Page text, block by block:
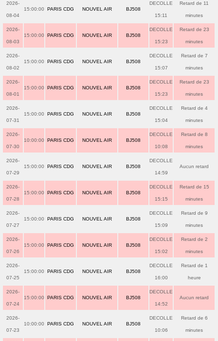
2026-
08-04
15:00:00 PARIS CDG NOUVEL AIR BJ508
DECOLLE
15:11
Retard de 11
minutes
2026-
08-03
15:00:00 PARIS CDG NOUVEL AIR BJ508
DECOLLE
15:23
Retard de 23
minutes
2026-
08-02
15:00:00 PARIS CDG NOUVEL AIR BJ508
DECOLLE
15:07
Retard de 7
minutes
2026-
08-01
15:00:00 PARIS CDG NOUVEL AIR BJ508
DECOLLE
15:23
Retard de 23
minutes
2026-
07-31
15:00:00 PARIS CDG NOUVEL AIR BJ508
DECOLLE
15:04
Retard de 4
minutes
2026-
07-30
10:00:00 PARIS CDG NOUVEL AIR BJ508
DECOLLE
10:08
Retard de 8
minutes
2026-
07-29
15:00:00 PARIS CDG NOUVEL AIR BJ508
DECOLLE
14:59
Aucun retard
2026-
07-28
15:00:00 PARIS CDG NOUVEL AIR BJ508
DECOLLE
15:15
Retard de 15
minutes
2026-
07-27
15:00:00 PARIS CDG NOUVEL AIR BJ508
DECOLLE
15:09
Retard de 9
minutes
2026-
07-26
15:00:00 PARIS CDG NOUVEL AIR BJ508
DECOLLE
15:02
Retard de 2
minutes
2026-
07-25
15:00:00 PARIS CDG NOUVEL AIR BJ508
DECOLLE
16:00
Retard de 1
heure
2026-
07-24
15:00:00 PARIS CDG NOUVEL AIR BJ508
DECOLLE
14:52
Aucun retard
2026-
07-23
10:00:00 PARIS CDG NOUVEL AIR BJ508
DECOLLE
10:06
Retard de 6
minutes